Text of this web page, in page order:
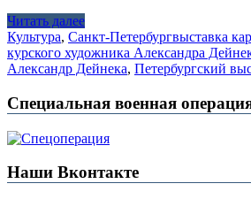
Читать далее
Культура, Санкт-Петербургвыставка
курского художника Александра
Александр Дейнека, Петербургский
Специальная военная
Наши Вконтакте